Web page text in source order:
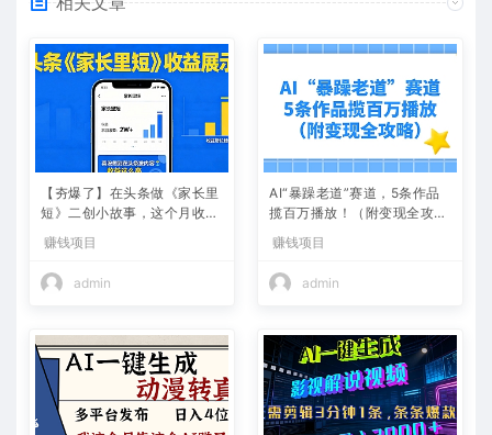
【夯爆了】在头条做《家长里
短》二创小故事，这个月收益
2w+
赚钱项目
admin
AI“暴躁老道”赛道，5条作品
揽百万播放！（附变现全攻
略）
赚钱项目
admin